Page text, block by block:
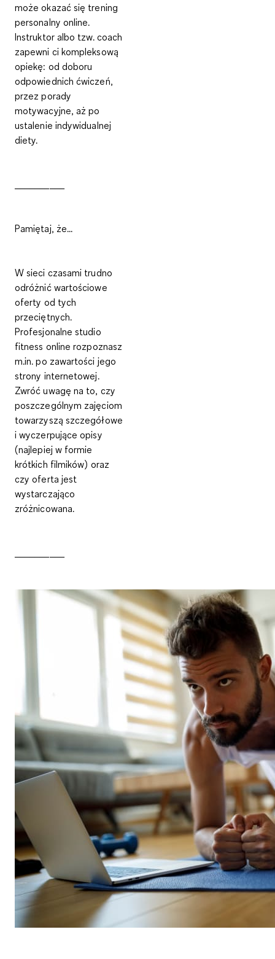
może okazać się trening
personalny online.
Instruktor albo tzw. coach
zapewni ci kompleksową
opiekę: od doboru
odpowiednich ćwiczeń,
przez porady
motywacyjne, aż po
ustalenie indywidualnej
diety.
Pamiętaj, że...
W sieci czasami trudno
odróżnić wartościowe
oferty od tych
przeciętnych.
Profesjonalne studio
fitness online rozpoznasz
m.in. po zawartości jego
strony internetowej.
Zwróć uwagę na to, czy
poszczególnym zajęciom
towarzyszą szczegółowe
i wyczerpujące opisy
(najlepiej w formie
krótkich filmików) oraz
czy oferta jest
wystarczająco
zróżnicowana.